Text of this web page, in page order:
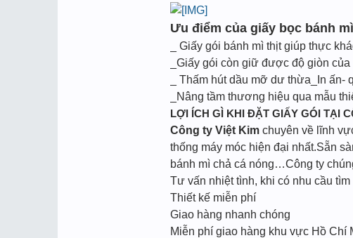
Ưu điểm của giấy bọc bánh
_ Giấy gói bánh mì thịt giúp thực
_Giấy gói còn giữ được độ giòn của
_ Thấm hút dầu mỡ dư thừa_In ấn-
_Nâng tầm thương hiệu qua mẫu
LỢI ÍCH GÌ KHI ĐẶT GIẤY GÓI TẠI
Công ty Việt Kim chuyên về lĩnh
thống máy móc hiện đại nhất.Sẵn
bánh mì chả cá nóng…Công ty
Tư vấn nhiệt tình, khi có nhu cầu
Thiết kế miễn phí
Giao hàng nhanh chóng
Miễn phí giao hàng khu vực Hồ Chí